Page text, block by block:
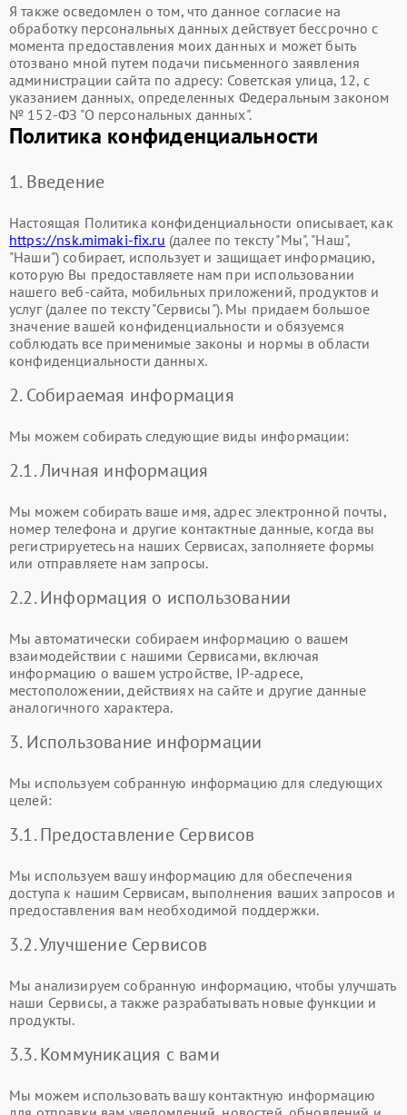
Я также осведомлен о том, что данное согласие на
обработку персональных данных действует бессрочно с
момента предоставления моих данных и может быть
отозвано мной путем подачи письменного заявления
администрации сайта по адресу: Советская улица, 12, с
указанием данных, определенных Федеральным законом
№ 152-ФЗ "О персональных данных".
Политика конфиденциальности
1. Введение
Настоящая Политика конфиденциальности описывает, как
https://nsk.mimaki-fix.ru (далее по тексту "Мы", "Наш",
"Наши") собирает, использует и защищает информацию,
которую Вы предоставляете нам при использовании
нашего веб-сайта, мобильных приложений, продуктов и
услуг (далее по тексту "Сервисы"). Мы придаем большое
значение вашей конфиденциальности и обязуемся
соблюдать все применимые законы и нормы в области
конфиденциальности данных.
2. Собираемая информация
Мы можем собирать следующие виды информации:
2.1. Личная информация
Мы можем собирать ваше имя, адрес электронной почты,
номер телефона и другие контактные данные, когда вы
регистрируетесь на наших Сервисах, заполняете формы
или отправляете нам запросы.
2.2. Информация о использовании
Мы автоматически собираем информацию о вашем
взаимодействии с нашими Сервисами, включая
информацию о вашем устройстве, IP-адресе,
местоположении, действиях на сайте и другие данные
аналогичного характера.
3. Использование информации
Мы используем собранную информацию для следующих
целей:
3.1. Предоставление Сервисов
Мы используем вашу информацию для обеспечения
доступа к нашим Сервисам, выполнения ваших запросов и
предоставления вам необходимой поддержки.
3.2. Улучшение Сервисов
Мы анализируем собранную информацию, чтобы улучшать
наши Сервисы, а также разрабатывать новые функции и
продукты.
3.3. Коммуникация с вами
Мы можем использовать вашу контактную информацию